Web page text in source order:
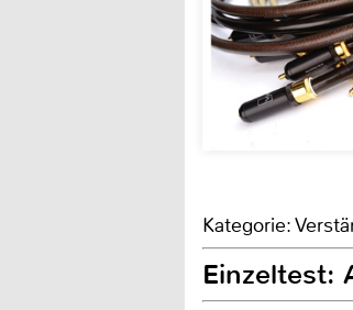
Kategorie:
Einzeltest: